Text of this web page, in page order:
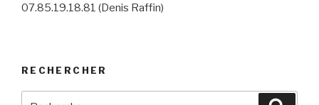
07.85.19.18.81 (Denis Raffin)
RECHERCHER